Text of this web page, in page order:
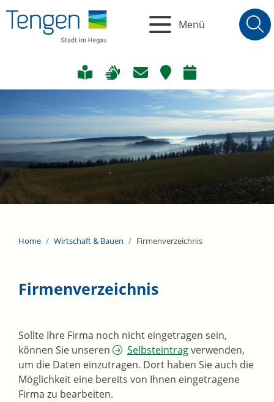
Menü
Home Wirtschaft & Bauen Firmenverzeichnis
Firmenverzeichnis
Sollte Ihre Firma noch nicht eingetragen sein,
können Sie unseren
Selbsteintragverwenden,
um die Daten einzutragen. Dort haben Sie auch die
Möglichkeit eine bereits von Ihnen eingetragene
Firma zu bearbeiten.